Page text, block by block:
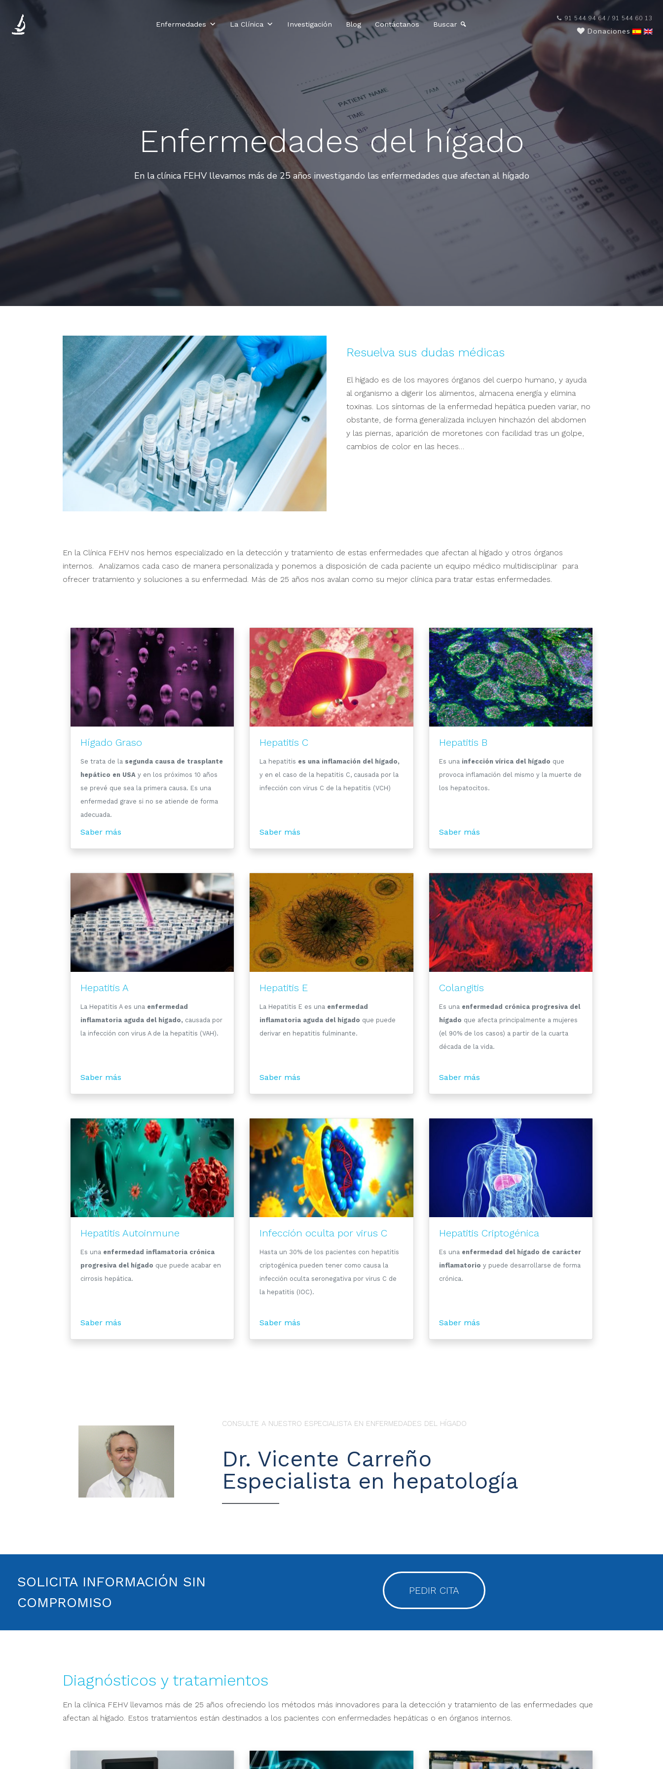
Enfermedades La Clínica Investigación Blog Contáctanos Buscar
91 544 94 64 / 91 544 60 13
Donaciones
Enfermedades del hígado
En la clínica FEHV llevamos más de 25 años investigando las enfermedades que afectan al hígado
Resuelva sus dudas médicas
El hígado es de los mayores órganos del cuerpo humano, y ayuda
al organismo a digerir los alimentos, almacena energía y elimina
toxinas. Los síntomas de la enfermedad hepática pueden variar, no
obstante, de forma generalizada incluyen hinchazón del abdomen
y las piernas, aparición de moretones con facilidad tras un golpe,
cambios de color en las heces…
En la Clínica FEHV nos hemos especializado en la detección y tratamiento de estas enfermedades que afectan al hígado y otros órganos
internos. Analizamos cada caso de manera personalizada y ponemos a disposición de cada paciente un equipo médico multidisciplinar para
ofrecer tratamiento y soluciones a su enfermedad. Más de 25 años nos avalan como su mejor clínica para tratar estas enfermedades.
Hígado Graso
Se trata de la segunda causa de trasplante
hepático en USA y en los próximos 10 años
se prevé que sea la primera causa. Es una
enfermedad grave si no se atiende de forma
adecuada.
Saber más
Hepatitis C
La hepatitis es una inflamación del hígado,
y en el caso de la hepatitis C, causada por la
infección con virus C de la hepatitis (VCH)
Saber más
Hepatitis B
Es una infección vírica del hígado que
provoca inflamación del mismo y la muerte de
los hepatocitos.
Saber más
Hepatitis A
La Hepatitis A es una enfermedad
inflamatoria aguda del hígado, causada por
la infección con virus A de la hepatitis (VAH).
Saber más
Hepatitis E
La Hepatitis E es una enfermedad
inflamatoria aguda del hígado que puede
derivar en hepatitis fulminante.
Saber más
Colangitis
Es una enfermedad crónica progresiva del
hígado que afecta principalmente a mujeres
(el 90% de los casos) a partir de la cuarta
década de la vida.
Saber más
Hepatitis Autoinmune
Es una enfermedad inflamatoria crónica
progresiva del hígado que puede acabar en
cirrosis hepática.
Saber más
Infección oculta por virus C
Hasta un 30% de los pacientes con hepatitis
criptogénica pueden tener como causa la
infección oculta seronegativa por virus C de
la hepatitis (IOC).
Saber más
Hepatitis Criptogénica
Es una enfermedad del hígado de carácter
inflamatorio y puede desarrollarse de forma
crónica.
Saber más
CONSULTE A NUESTRO ESPECIALISTA EN ENFERMEDADES DEL HÍGADO
Dr. Vicente Carreño
Especialista en hepatología
SOLICITA INFORMACIÓN SIN
COMPROMISO
PEDIR CITA
Diagnósticos y tratamientos
En la clínica FEHV llevamos más de 25 años ofreciendo los métodos más innovadores para la detección y tratamiento de las enfermedades que
afectan al hígado. Estos tratamientos están destinados a los pacientes con enfermedades hepáticas o en órganos internos.